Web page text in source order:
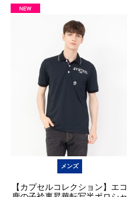
メンズ
【カプセルコレクション】エコ